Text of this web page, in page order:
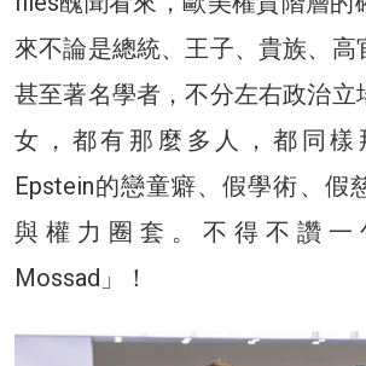
來不論是總統、王子、貴族、高
甚至著名學者，不分左右政治立
女，都有那麼多人，都同樣
Epstein的戀童癖、假學術、假
與權力圈套。不得不讚一
Mossad」！